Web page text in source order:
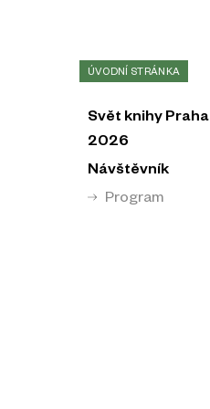
ÚVODNÍ STRÁNKA
Svět knihy Praha
2026
Návštěvník
Program